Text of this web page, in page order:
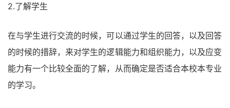
2.了解学生
在与学生进行交流的时候，可以通过学生的回答，以及回答
的时候的措辞，来对学生的逻辑能力和组织能力，以及应变
能力有一个比较全面的了解，从而确定是否适合本校本专业
的学习。